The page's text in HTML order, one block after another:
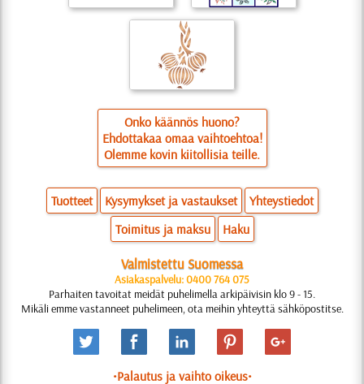
Onko käännös huono?
Ehdottakaa omaa vaihtoehtoa!
Olemme kovin kiitollisia teille.
Tuotteet Kysymykset ja vastaukset
Yhteystiedot
Toimitus ja maksu
Haku
Valmistettu Suomessa
Asiakaspalvelu: 0400 764 075
Parhaiten tavoitat meidät puhelimella arkipäivisin klo 9 - 15.
Mikäli emme vastanneet puhelimeen, ota meihin yhteyttä sähköpostitse.
•Palautus ja vaihto oikeus•